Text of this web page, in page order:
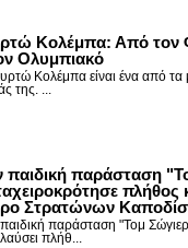
Κολέμπα: Από τον
Ολυμπιακό
Κολέμπα είναι ένα από τα
της. ...
παιδική παράσταση
πλήθος
Στρατώνων
παράσταση "Τομ
πλήθ...